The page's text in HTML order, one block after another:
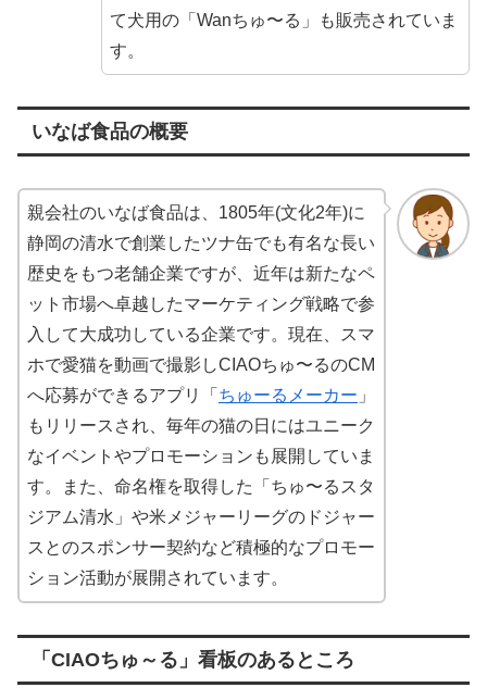
て犬用の「Wanちゅ〜る」も販売されていま
す。
いなば食品の概要
親会社のいなば食品は、1805年(文化2年)に
静岡の清水で創業したツナ缶でも有名な長い
歴史をもつ老舗企業ですが、近年は新たなペ
ット市場へ卓越したマーケティング戦略で参
入して大成功している企業です。現在、スマ
ホで愛猫を動画で撮影しCIAOちゅ〜るのCM
へ応募ができるアプリ「 ちゅーるメーカー 」
もリリースされ、毎年の猫の日にはユニーク
なイベントやプロモーションも展開していま
す。また、命名権を取得した「ちゅ〜るスタ
ジアム清水」や米メジャーリーグのドジャー
スとのスポンサー契約など積極的なプロモー
ション活動が展開されています。
「CIAOちゅ～る」看板のあるところ